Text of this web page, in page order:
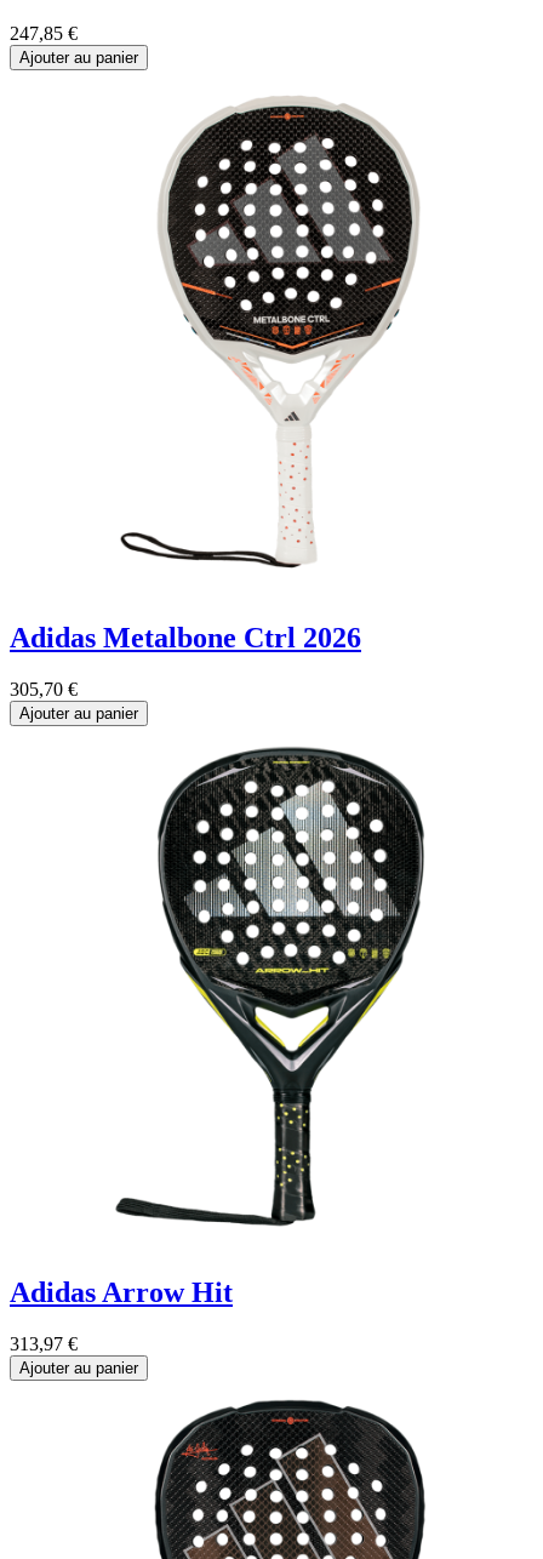
247,85 €
Ajouter au panier
Adidas Metalbone Ctrl 2026
305,70 €
Ajouter au panier
Adidas Arrow Hit
313,97 €
Ajouter au panier